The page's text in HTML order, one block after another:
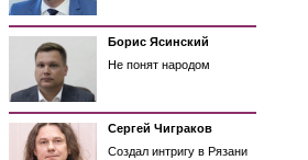
Борис Ясинский
Не понят народом
Сергей Чиграков
Создал интригу в Рязани